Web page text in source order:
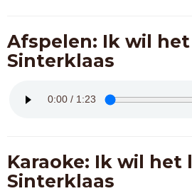
Afspelen: Ik wil
Sinterklaas
Karaoke: Ik wil het
Sinterklaas